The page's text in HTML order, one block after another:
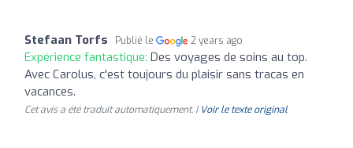
Stefaan Torfs Publié le 2 years ago
Expérience fantastique: Des voyages de soins au top.
Avec Carolus, c'est toujours du plaisir sans tracas en
vacances.
Cet avis a été traduit automatiquement. | Voir le texte original